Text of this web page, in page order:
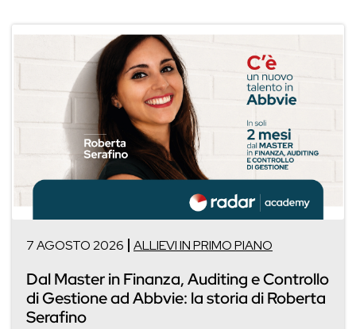
7 AGOSTO 2026 ALLIEVI IN PRIMO PIANO
Dal Master in Finanza, Auditing e Controllo
di Gestione ad Abbvie: la storia di Roberta
Serafino